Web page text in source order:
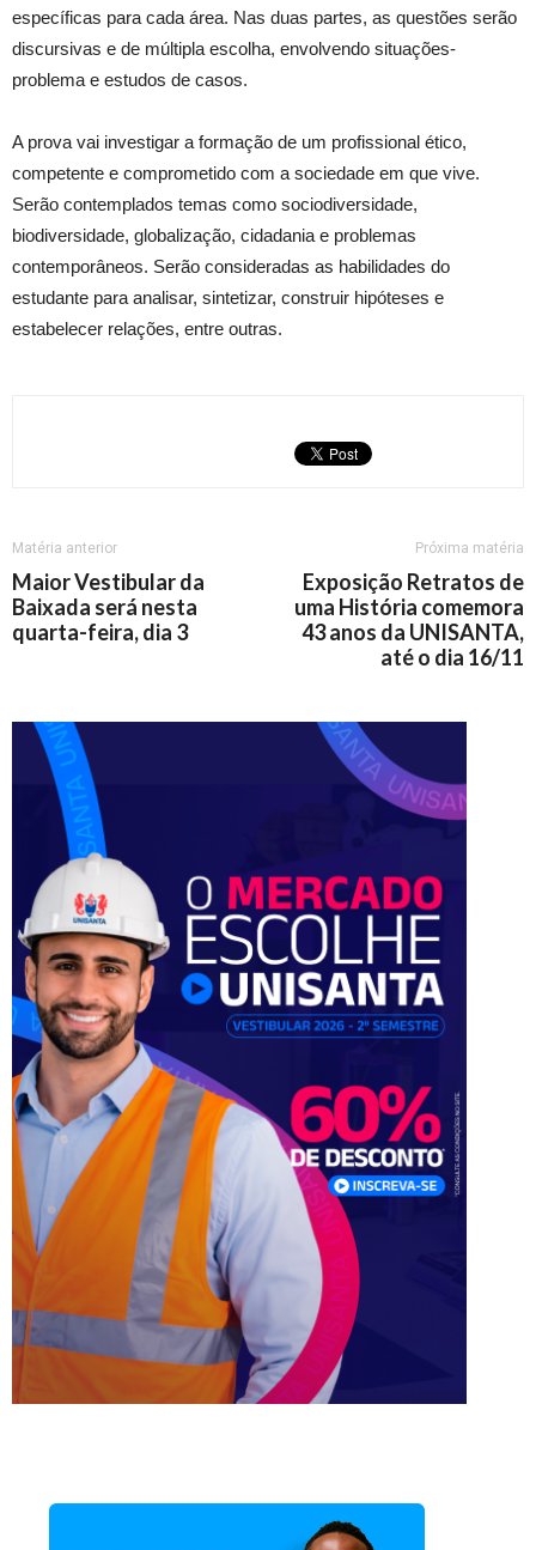
específicas para cada área. Nas duas partes, as questões serão
discursivas e de múltipla escolha, envolvendo situações-
problema e estudos de casos.
A prova vai investigar a formação de um profissional ético,
competente e comprometido com a sociedade em que vive.
Serão contemplados temas como sociodiversidade,
biodiversidade, globalização, cidadania e problemas
contemporâneos. Serão consideradas as habilidades do
estudante para analisar, sintetizar, construir hipóteses e
estabelecer relações, entre outras.
Matéria anterior
Maior Vestibular da
Baixada será nesta
quarta-feira, dia 3
Próxima matéria
Exposição Retratos de
uma História comemora
43 anos da UNISANTA,
até o dia 16/11